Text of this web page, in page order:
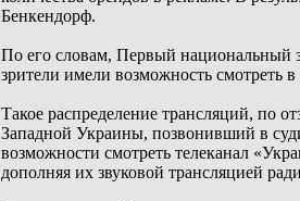
Бенкендорф.
По его словам, Первый национальный
зрители имели возможность смотреть
Такое распределение трансляций, по
Западной Украины, позвонивший в
возможности смотреть телеканал
дополняя их звуковой трансляцией